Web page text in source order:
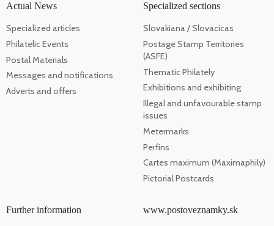
Actual News
Specialized articles
Philatelic Events
Postal Materials
Messages and notifications
Adverts and offers
Specialized sections
Slovakiana / Slovacicas
Postage Stamp Territories
(ASFE)
Thematic Philately
Exhibitions and exhibiting
Illegal and unfavourable stamp
issues
Metermarks
Perfins
Cartes maximum (Maximaphily)
Pictorial Postcards
Further information www.postoveznamky.sk